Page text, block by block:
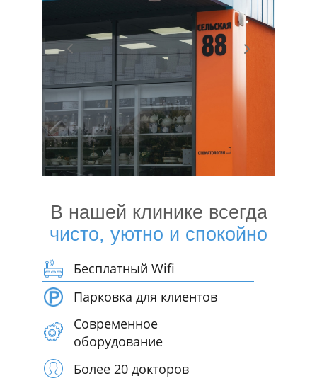
Онлайн запись
В нашей клинике всегда
чисто, уютно и спокойно
Бесплатный Wifi
Парковка для клиентов
Современное
оборудование
Более 20 докторов